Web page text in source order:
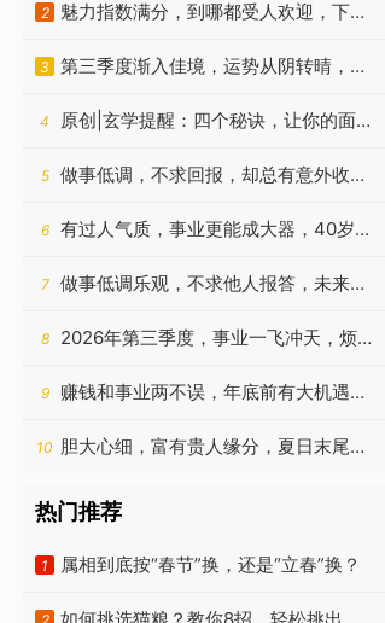
2
魅力指数满分，到哪都受人欢迎，下半
年翻身迅速的四种生肖
3
第三季度渐入佳境，运势从阴转晴，日
子格外不缺福的四个生肖
4
原创|玄学提醒：四个秘诀，让你的面
相越来越好
5
做事低调，不求回报，却总有意外收获
的四种星座，8月很走运
6
有过人气质，事业更能成大器，40岁前
能冲破障碍发家的生肖
7
做事低调乐观，不求他人报答，未来半
年赚钱加快速度的生肖
8
2026年第三季度，事业一飞冲天，烦
恼统统消失的四种生肖
9
赚钱和事业两不误，年底前有大机遇，
不会为钱包发愁的星座
10 胆大心细，富有贵人缘分，夏日末尾悄
热门推荐
1 属相到底按“春节”换，还是“立春”换？
2